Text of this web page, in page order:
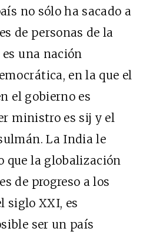
no sólo ha sacado a
de personas de la
es una nación
en la que el
el gobierno es
ministro es sij y el
La India le
que la globalización
de progreso a los
siglo XXI, es
ser un país